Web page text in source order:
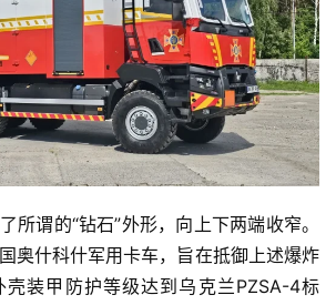
所谓的“钻石”外形，向上下两端收窄。
奥什科什军用卡车，旨在抵御上述爆炸
壳装甲防护等级达到乌克兰PZSA-4标